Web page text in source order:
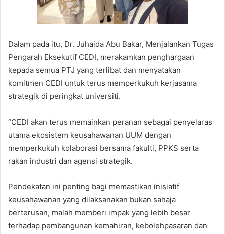
Dalam pada itu, Dr. Juhaida Abu Bakar, Menjalankan Tugas
Pengarah Eksekutif CEDI, merakamkan penghargaan
kepada semua PTJ yang terlibat dan menyatakan
komitmen CEDI untuk terus memperkukuh kerjasama
strategik di peringkat universiti.
“CEDI akan terus memainkan peranan sebagai penyelaras
utama ekosistem keusahawanan UUM dengan
memperkukuh kolaborasi bersama fakulti, PPKS serta
rakan industri dan agensi strategik.
Pendekatan ini penting bagi memastikan inisiatif
keusahawanan yang dilaksanakan bukan sahaja
berterusan, malah memberi impak yang lebih besar
terhadap pembangunan kemahiran, kebolehpasaran dan